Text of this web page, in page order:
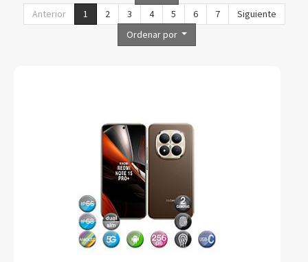
Anterior
1 2 3 4 5 6 7
Siguiente
Ordenar por